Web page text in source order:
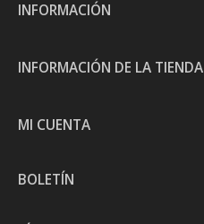
INFORMACIÓN
INFORMACIÓN DE LA TIENDA
MI CUENTA
BOLETÍN